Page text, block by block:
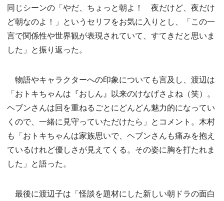
同じシーンの「やだ、ちょっと朝よ！ 夜だけど、夜だけ
ど朝なのよ！」というセリフをお気に入りとし、「この一
言で関係性や世界観が表現されていて、すてきだと思いま
した」と振り返った。
物語やキャラクターへの印象についても言及し、渡辺は
「おトキちゃんは『おしん』以来のけなげさよね（笑）。
ヘブンさんは回を重ねるごとにどんどん魅力的になってい
くので、一緒に見守っていただけたら」とコメント。木村
も「おトキちゃんは家族思いで、ヘブンさんも痛みを抱え
ているけれど優しさが見えてくる。その姿に胸を打たれま
した」と語った。
最後に渡辺子は「怪談を題材にした新しい朝ドラの面白